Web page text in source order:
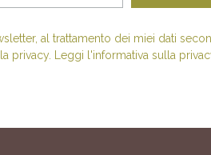
al trattamento dei miei dati
privacy. Leggi l'informativa sulla